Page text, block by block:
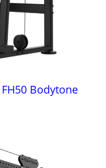
Bodytone
Squat et Mollets